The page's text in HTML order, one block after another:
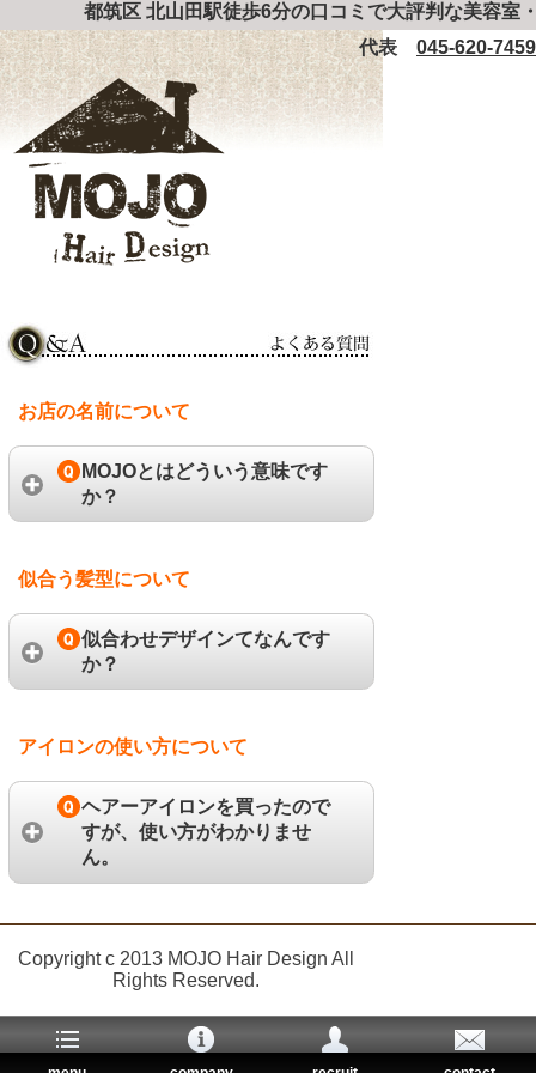
都筑区 北山田駅徒歩6分の口コミで大評判な美容室
代表 045-620-7459
お店の名前について
MOJOとはどういう意味です
か？
似合う髪型について
似合わせデザインてなんです
か？
アイロンの使い方について
ヘアーアイロンを買ったので
すが、使い方がわかりませ
ん。
Copyright c 2013 MOJO Hair Design All
Rights Reserved.